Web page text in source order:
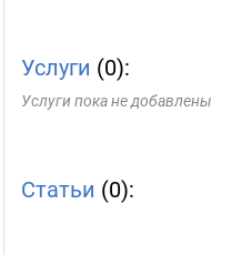
Услуги (0):
Услуги пока не добавлены
Статьи (0):